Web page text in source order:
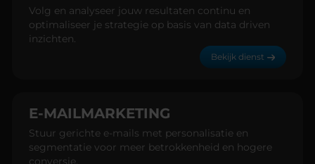
Volg en analyseer jouw resultaten continu en
optimaliseer je strategie op basis van data driven
inzichten.
Bekijk dienst
E-MAILMARKETING
Stuur gerichte e-mails met personalisatie en
segmentatie voor meer betrokkenheid en hogere
conversie.